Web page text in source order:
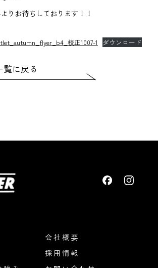
りお待ちしております！！
校正1007-1 ダウンロード
覧に戻る
会社概要
採用情報